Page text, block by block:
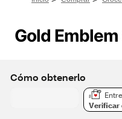
Gold
Cómo obtenerlo
Verificar